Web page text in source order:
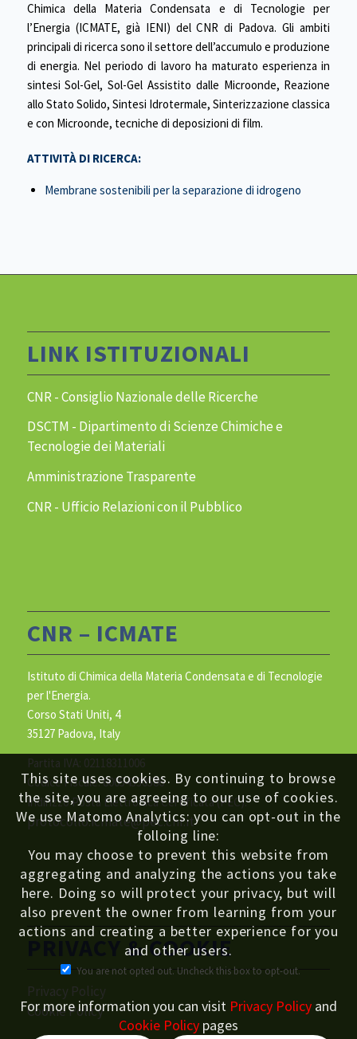
Chimica della Materia Condensata e di Tecnologie per
l’Energia (ICMATE, già IENI) del CNR di Padova. Gli ambiti
principali di ricerca sono il settore dell’accumulo e produzione
di energia. Nel periodo di lavoro ha maturato esperienza in
sintesi Sol-Gel, Sol-Gel Assistito dalle Microonde, Reazione
allo Stato Solido, Sintesi Idrotermale, Sinterizzazione classica
e con Microonde, tecniche di deposizioni di film.
ATTIVITÀ DI RICERCA:
Membrane sostenibili per la separazione di idrogeno
LINK ISTITUZIONALI
CNR - Consiglio Nazionale delle Ricerche
DSCTM - Dipartimento di Scienze Chimiche e
Tecnologie dei Materiali
Amministrazione Trasparente
CNR - Ufficio Relazioni con il Pubblico
CNR – ICMATE
Istituto di Chimica della Materia Condensata e di Tecnologie
per l'Energia.
Corso Stati Uniti, 4
35127 Padova, Italy
Partita IVA: 02118311006
Codice Fiscale: 80054330586
Indirizzo Posta Elettronica Certificata (PEC):
protocollo.icmate@pec.cnr.it
PRIVACY & COOKIE
Privacy Policy
Cookie Policy
This site uses cookies. By continuing to browse
the site, you are agreeing to our use of cookies.
We use Matomo Analytics: you can opt-out in the
folloing line:
You may choose to prevent this website from
aggregating and analyzing the actions you take
here. Doing so will protect your privacy, but will
also prevent the owner from learning from your
actions and creating a better experience for you
and other users.
You are not opted out. Uncheck this box to opt-out.
For more information you can visit Privacy Policy and
Cookie Policy pages